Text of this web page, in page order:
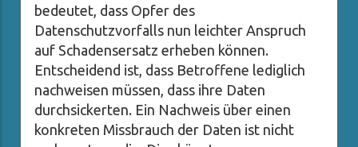
bedeutet, dass Opfer des
Datenschutzvorfalls nun leichter Anspruch
auf Schadensersatz erheben können.
Entscheidend ist, dass Betroffene lediglich
nachweisen müssen, dass ihre Daten
durchsickerten. Ein Nachweis über einen
konkreten Missbrauch der Daten ist nicht